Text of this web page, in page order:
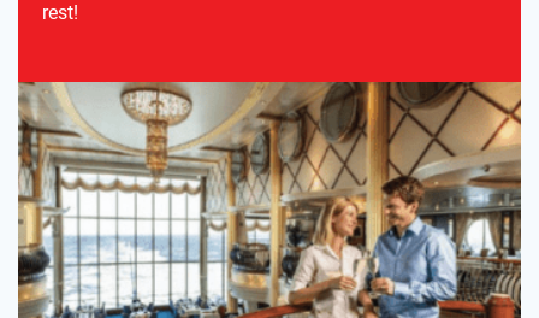
rest!